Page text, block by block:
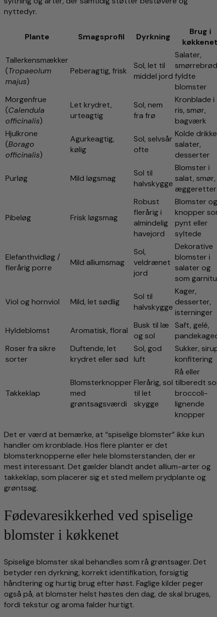
nyttedyr.
Plante Smagsprofil Dyrkning
Brug i
Tallerkensmækker
(Tropaeolum
majus)
Peberagtig, frisk
Sol, let til
middel jord
Salater,
fyldte
blomster
Morgenfrue
(Calendula
officinalis)
Let krydret,
urteagtig
Sol, nem
fra frø
Kronblade i
ris, smør,
bagværk
Hjulkrone
(Borago
officinalis)
Agurkeagtig,
kølig
Sol, selvsår
ofte
Kolde
salater,
desserter
Purløg Mild løgsmag
Sol til
halvskygge
Blomster i
salat, smør,
æggeretter
Pibeløg Frisk løgsmag
Robust
flerårig i
almindelig
havejord
Blomster og
knopper
pynt eller
syltede
Elefanthvidløg /
flerårig porre
Mild alliumsmag
Sol,
veldrænet
jord
Dekorative
blomster i
salater og
som
Viol og hornviol Mild, let sødlig
Sol til
halvskygge
Kager,
desserter,
isterninger
Hyldeblomst
Aromatisk, floral
Busk til læ
og sol
Saft, gelé,
Roser fra sikre
sorter
Duftende, let
krydret eller sød
Sol, god
luft
Sukker,
konfitering
Takkeklap
Blomsterknopper
med
grøntsagsværdi
Flerårig, sol
til let
skygge
Rå eller
tilberedt
broccoli-
lignende
knopper
Det er værd at bemærke, at “spiselige blomster” ikke kun
handler om kronblade. Hos flere planter er det
blomsterknopperne eller hele blomsterstanden, der er
mest interessant. Det gælder blandt andet allium-arter og
takkeklap, som placerer sig et sted mellem prydplante og
grøntsag.
Fødevaresikkerhed ved spiselige
blomster i køkkenet
Spiselige blomster skal behandles som rå grøntsager. Det
betyder ren dyrkning, korrekt identifikation, forsigtig
håndtering og hurtig brug efter høst. Faglige kilder peger
også på, at blomster helst høstes den dag, de skal bruges,
fordi tekstur og aroma falder hurtigt.